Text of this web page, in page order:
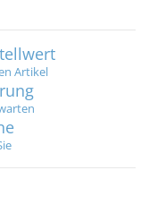
Artikel